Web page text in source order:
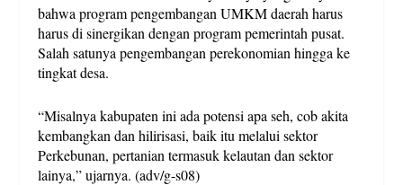
bahwa program pengembangan UMKM daerah harus
harus di sinergikan dengan program pemerintah pusat.
Salah satunya pengembangan perekonomian hingga ke
tingkat desa.
“Misalnya kabupaten ini ada potensi apa seh, cob akita
kembangkan dan hilirisasi, baik itu melalui sektor
Perkebunan, pertanian termasuk kelautan dan sektor
lainya,” ujarnya. (adv/g-s08)